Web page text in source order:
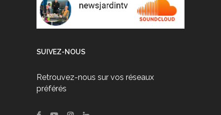
SUIVEZ-NOUS
Retrouvez-nous sur vos réseaux
préférés